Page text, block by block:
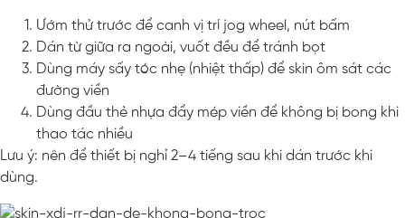
Ướm thử trước để canh vị trí jog wheel, nút bấm
Dán từ giữa ra ngoài, vuốt đều để tránh bọt
Dùng máy sấy tóc nhẹ (nhiệt thấp) để skin ôm sát các
đường viền
Dùng đầu thẻ nhựa đẩy mép viền để không bị bong khi
thao tác nhiều
Lưu ý: nên để thiết bị nghỉ 2–4 tiếng sau khi dán trước khi
dùng.